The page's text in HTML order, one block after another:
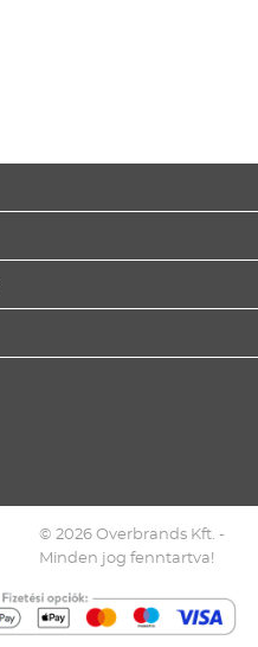
© 2026 Overbrands Kft. -
Minden jog fenntartva!